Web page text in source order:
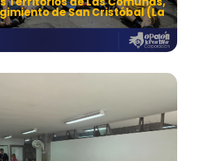
de San Cristóbal (La